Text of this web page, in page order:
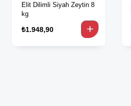
Elit Dilimli Siyah Zeytin 8
kg
₺1.948,90